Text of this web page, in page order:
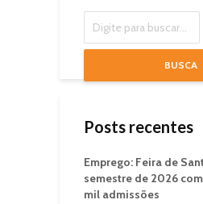
BUSCA
Posts recentes
Emprego: Feira de
semestre de 2026
mil admissões